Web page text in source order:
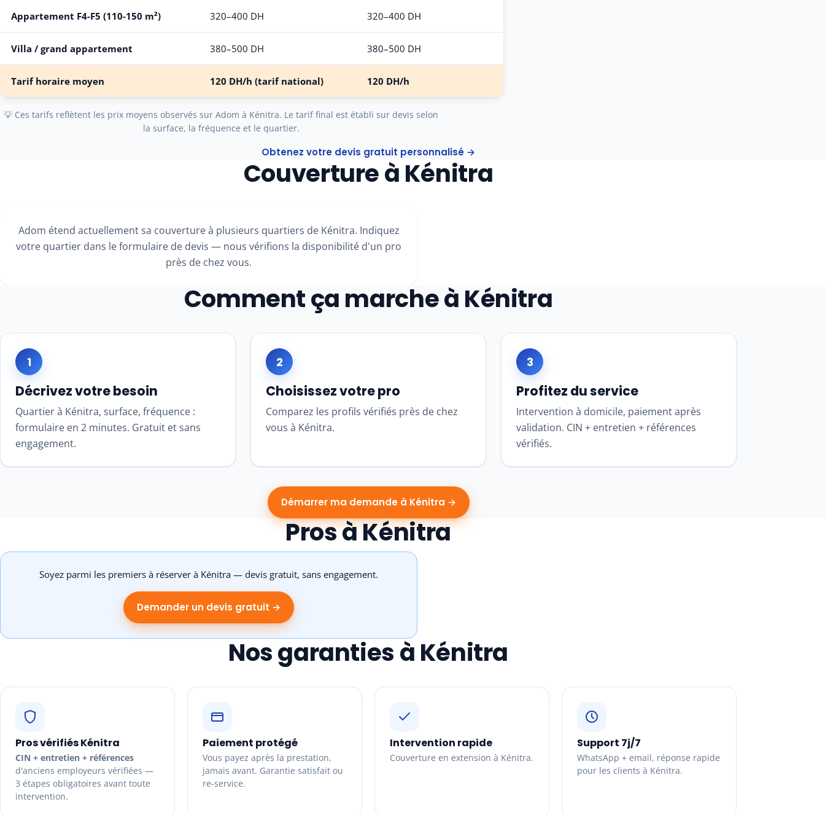
Appartement F4-F5 (110-150 m²) 320–400 DH 320–400 DH
Villa / grand appartement 380–500 DH 380–500 DH
Tarif horaire moyen 120 DH/h (tarif national) 120 DH/h
💡 Ces tarifs reflètent les prix moyens observés sur Adom à Kénitra. Le tarif final est établi sur devis selon
la surface, la fréquence et le quartier.
Obtenez votre devis gratuit personnalisé →
Couverture à Kénitra
Adom étend actuellement sa couverture à plusieurs quartiers de Kénitra. Indiquez
votre quartier dans le formulaire de devis — nous vérifions la disponibilité d'un pro
près de chez vous.
Comment ça marche à Kénitra
1
Décrivez votre besoin
Quartier à Kénitra, surface, fréquence :
formulaire en 2 minutes. Gratuit et sans
engagement.
2
Choisissez votre pro
Comparez les profils vérifiés près de chez
vous à Kénitra.
3
Profitez du service
Intervention à domicile, paiement après
validation. CIN + entretien + références
vérifiés.
Démarrer ma demande à Kénitra →
Pros à Kénitra
Soyez parmi les premiers à réserver à Kénitra — devis gratuit, sans engagement.
Demander un devis gratuit →
Nos garanties à Kénitra
Pros vérifiés Kénitra
CIN + entretien + références
d'anciens employeurs vérifiées —
3 étapes obligatoires avant toute
intervention.
Paiement protégé
Vous payez après la prestation,
jamais avant. Garantie satisfait ou
re-service.
Intervention rapide
Couverture en extension à Kénitra.
Support 7j/7
WhatsApp + email, réponse rapide
pour les clients à Kénitra.